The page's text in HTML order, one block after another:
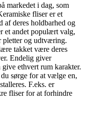
markedet i dag, som
fliser er et
deres holdbarhed og
et andet populært valg,
pletter og udtværing.
takket være deres
Endelig giver
ethvert rum karakter.
sørge for at vælge en,
F.eks. er
fliser for at forhindre